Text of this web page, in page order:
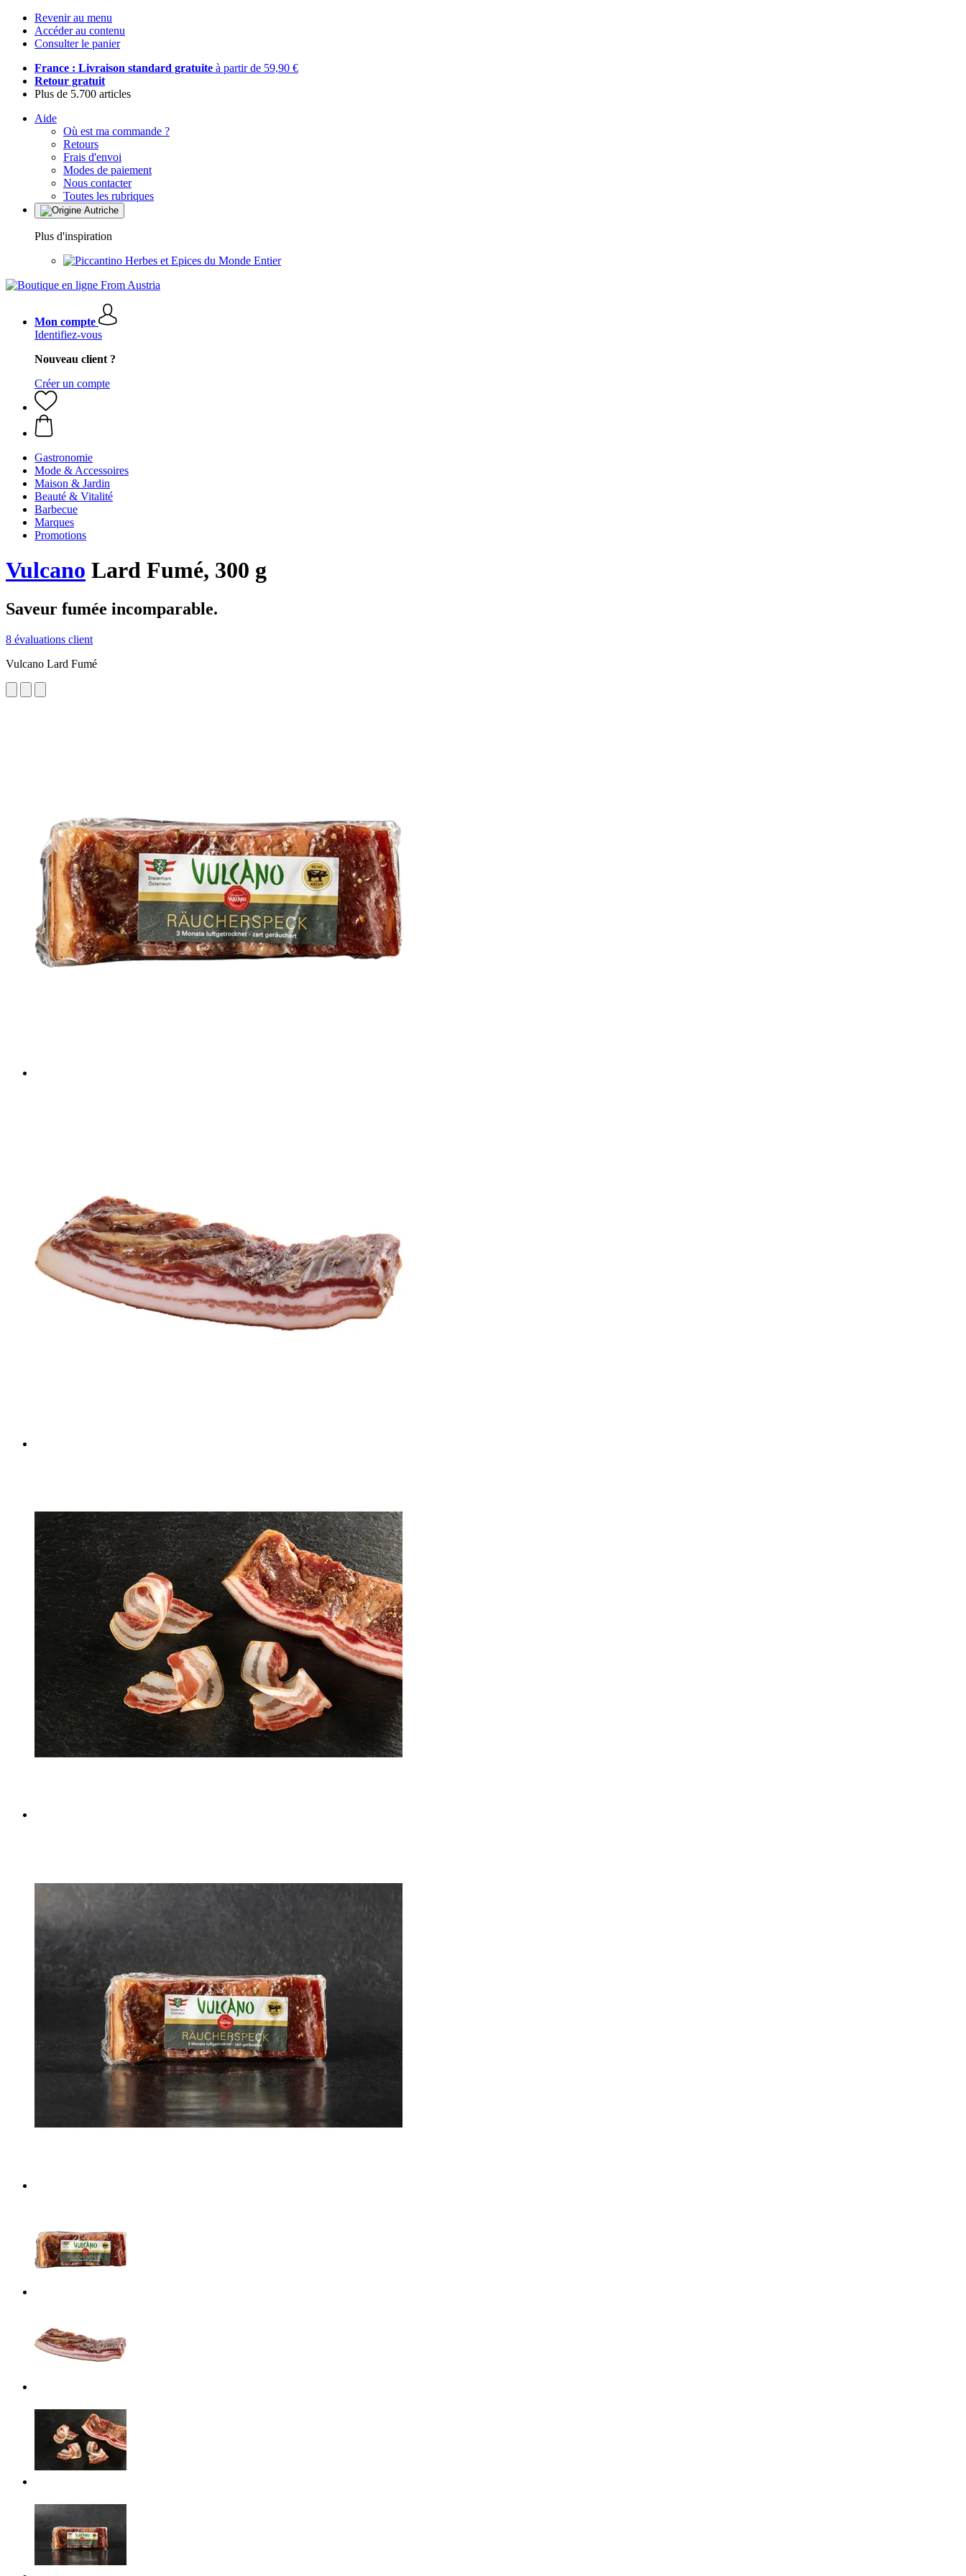
Revenir au menu
Accéder au contenu
Consulter le panier
France : Livraison standard gratuite à partir de 59,90 €
Retour gratuit
Plus de 5.700 articles
Aide
Où est ma commande ?
Retours
Frais d'envoi
Modes de paiement
Nous contacter
Toutes les rubriques
Plus d'inspiration
Herbes et Epices du Monde Entier
Mon compte
Identifiez-vous
Nouveau client ?
Créer un compte
Gastronomie
Mode & Accessoires
Maison & Jardin
Beauté & Vitalité
Barbecue
Marques
Promotions
Vulcano Lard Fumé, 300 g
Saveur fumée incomparable.
8 évaluations client
Vulcano Lard Fumé